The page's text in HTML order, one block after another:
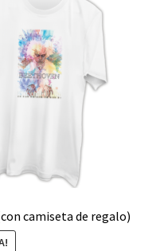
camiseta de regalo)